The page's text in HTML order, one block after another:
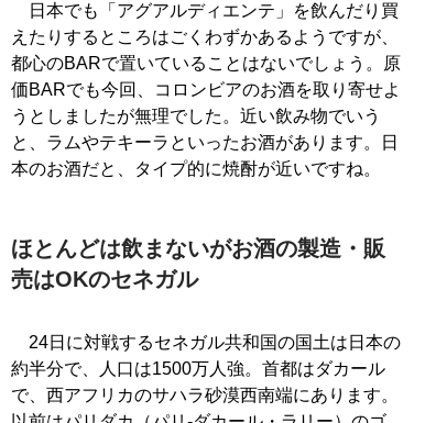
日本でも「アグアルディエンテ」を飲んだり買
えたりするところはごくわずかあるようですが、
都心のBARで置いていることはないでしょう。原
価BARでも今回、コロンビアのお酒を取り寄せよ
うとしましたが無理でした。近い飲み物でいう
と、ラムやテキーラといったお酒があります。日
本のお酒だと、タイプ的に焼酎が近いですね。
ほとんどは飲まないがお酒の製造・販
売はOKのセネガル
24日に対戦するセネガル共和国の国土は日本の
約半分で、人口は1500万人強。首都はダカール
で、西アフリカのサハラ砂漠西南端にあります。